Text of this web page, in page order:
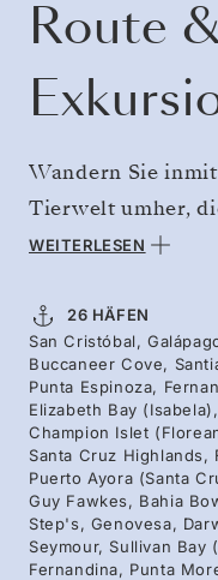
Route &
Wandern Sie
Tierwelt umher,
inspirierte, und
die
den Prince
Tageslicht jagen
bis hin nach
umherflattern.
nicht vor Ihrer
WEITERLESEN
26 HÄFEN
San Cristóbal,
Buccaneer Cove,
Punta Espinoza,
Elizabeth Bay
Champion Islet
Santa Cruz Highlands,
Puerto Ayora (Santa
Guy Fawkes, Bahia
Step's, Genovesa,
Seymour, Sullivan Bay
Fernandina, Punta